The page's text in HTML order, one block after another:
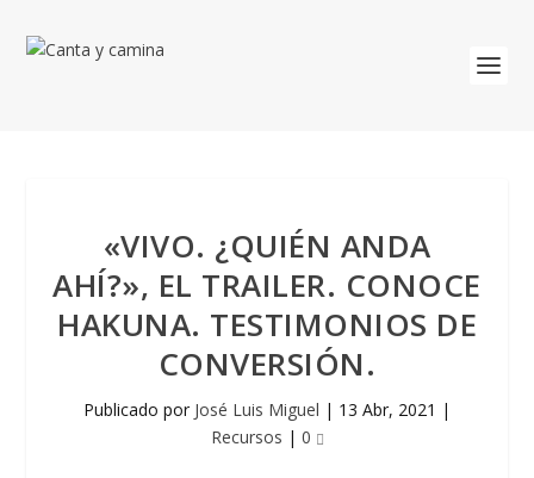
«VIVO. ¿QUIÉN ANDA
AHÍ?», EL TRAILER. CONOCE
HAKUNA. TESTIMONIOS DE
CONVERSIÓN.
Publicado por José Luis Miguel | 13 Abr, 2021 |
Recursos | 0